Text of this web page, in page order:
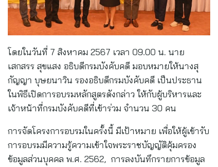
โดยในวันที่ 7 สิงหาคม 2567 เวลา 09.00 น. นาย
เสกสรร สุขแสง อธิบดีกรมบังคับคดี มอบหมายให้นางสุ
กัญญา บุษยนาวิน รองอธิบดีกรมบังคับคดี เป็นประธาน
ในพิธีเปิดการอบรมหลักสูตรดังกล่าว ให้กับผู้บริหารและ
เจ้าหน้าที่กรมบังคับคดีที่เข้าร่วม จำนวน 30 คน
การจัดโครงการอบรมในครั้งนี้ มีเป้าหมาย เพื่อให้ผู้เข้ารับ
การอบรมมีความรู้ความเข้าใจพระราชบัญญัติคุ้มครอง
ข้อมูลส่วนบุคคล พ.ศ. 2562, การลงบันทึกรายการข้อมูล